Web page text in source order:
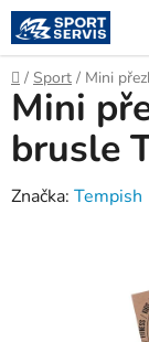
Přejít
na
obsah
Domů
/ Sport / Mini
Mini
brusle
Značka: Tempish